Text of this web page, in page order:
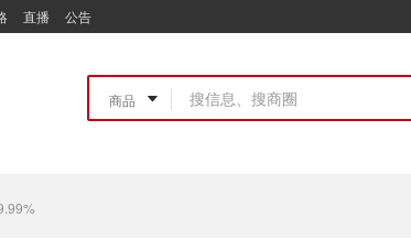
直播 公告